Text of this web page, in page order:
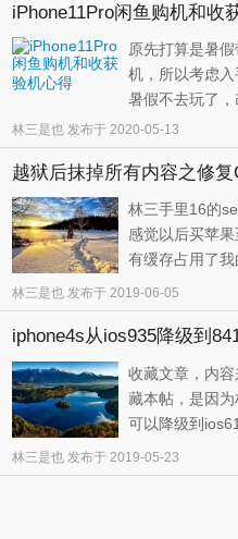
代单反，这个和
手机在我手中
iPhone11Pro闲鱼购机和收
原先打算是暑
机，所以考虑
暑假不去玩了
疫情原因，安
的购买没有停
算，在哪里买划
是美版的便宜
林三是也发布于 2020-05-13
越狱后抹掉所有内容之修复
林三手里16的
感觉以后买苹
有缓存占用了
下，无知的冒
手机并没有白
标还在。使用爱
林三是也发布于 2019-06-05
iphone4s从ios935降级到
收藏文章，内
藏本帖，是因
可以降级到
发现并不能，
ios841的，该
几步降级至
欺骗软件更新
林三是也发布于 2019-05-23